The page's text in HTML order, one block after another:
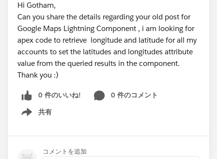
Hi Gotham,
Can you share the details regarding your old post for
Google Maps Lightning Component , i am looking for
apex code to retrieve longitude and latitude for all my
accounts to set the latitudes and longitudes attribute
value from the queried results in the component.
Thank you :)
0 件のいいね!
0 件のコメント
共有
Show menu
コメントを追加